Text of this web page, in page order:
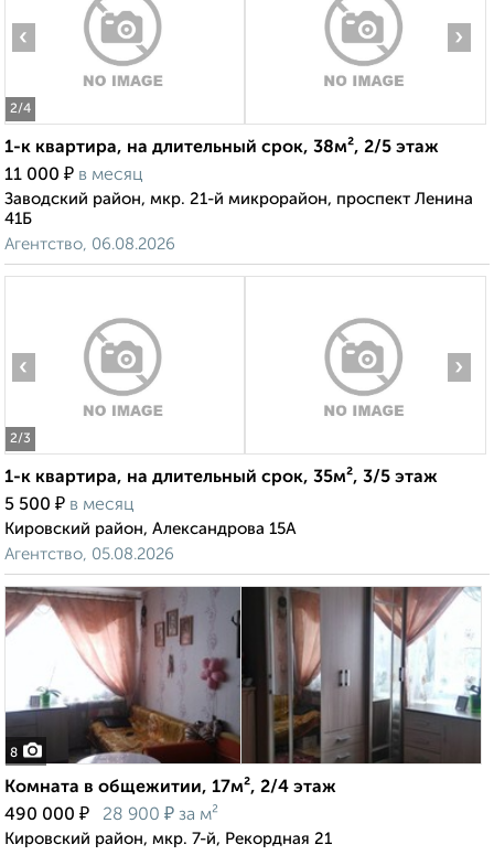
2/4
‹ ›
1-к квартира, на длительный срок, 38м², 2/5 этаж
11 000 ₽ в месяц
Заводский район, мкр. 21-й микрорайон, проспект Ленина
41Б
Агентство, 06.08.2026
2/3
‹ ›
1-к квартира, на длительный срок, 35м², 3/5 этаж
5 500 ₽ в месяц
Кировский район, Александрова 15А
Агентство, 05.08.2026
8
Комната в общежитии, 17м², 2/4 этаж
490 000 ₽ 28 900 ₽ за м²
Кировский район, мкр. 7-й, Рекордная 21